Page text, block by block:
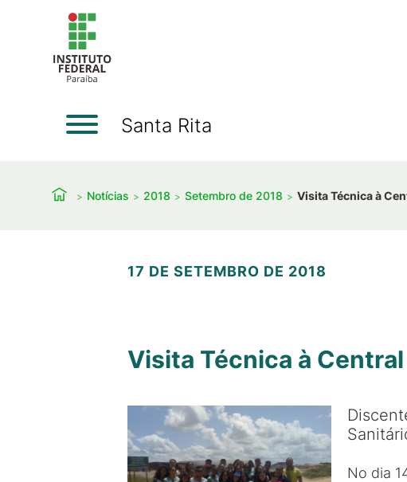
Santa Rita
Notícias 2018 Setembro de 2018 Visita Técnica à
17 DE SETEMBRO DE 2018
Visita Técnica à
No dia